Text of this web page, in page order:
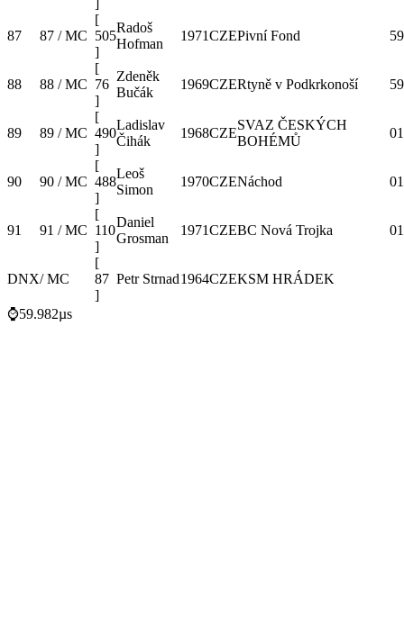
]
87 87 / MC
[
505
]
Radoš
Hofman
1971CZEPivní Fond
88 88 / MC
[
76
]
Zdeněk
Bučák
1969CZERtyně v Podkrkonoší
89 89 / MC
[
490
]
Ladislav
Čihák
1968CZE
SVAZ ČESKÝCH
BOHÉMŮ
90 90 / MC
[
488
]
Leoš
Simon
1970CZENáchod
91 91 / MC
[
110
]
Daniel
Grosman
1971CZEBC Nová Trojka
DNX/ MC
[
87
]
Petr Strnad1964CZEKSM HRÁDEK
⌚59.982µs